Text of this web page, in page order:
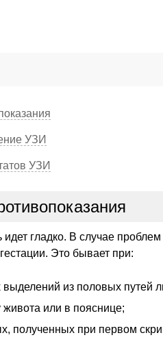
УЗИ
УЗИ
идет гладко. В случае
Это бывает при:
из половых путей
живота или в пояснице;
полученных при первом